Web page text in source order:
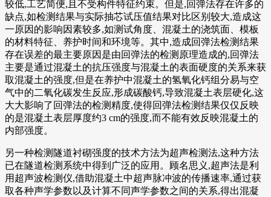
较低,工艺简便,且不受构件特征约束。但是,回弹法存在许多的
缺点,如检测结果与实际抽芯试压值结果对比区别较大,造成这
一原因的影响因素较多,如测试角度、混凝土的浇筑面、模板
的材料特征、养护时间和环境等。其中,造成回弹法检测结果
存在误差的最主要原因是由回弹法的检测原理造成的,回弹法
主要是通过混凝土的抗压强度与混凝土的表面硬度的关系来获
取混凝土的强度,但是在养护中混凝土的氢氧化钙组分易与空
气中的二氧化碳发生反应,形成碳酸钙,导致混凝土表层硬化,这
大大影响了回弹法的检测精度,使得回弹法检测结果仅仅反映
的是混凝土表层厚度约3 cm的强度,而不能有效反映混凝土的
内部强度。
另一种检测隧道衬砌强度的技术方法为超声检测法,这种方法
已在隧道检测系统中得到广泛的应用。顾名思义,超声法是利
用超声波检测仪,借助混凝土中超声脉冲波的传播速率,通过获
取各种声学参数以及计算不同声学参数之间的关系,得出混凝